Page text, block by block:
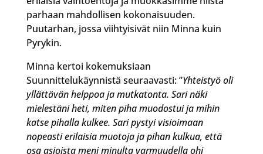
parhaan mahdollisen kokonaisuuden.
Puutarhan, jossa viihtyisivät niin Minna kuin
Pyrykin.
Minna kertoi kokemuksiaan
Suunnittelukäynnistä seuraavasti: ”Yhteistyö oli
yllättävän helppoa ja mutkatonta. Sari näki
mielestäni heti, miten piha muodostui ja mihin
katse pihalla kulkee. Sari pystyi visioimaan
nopeasti erilaisia muotoja ja pihan kulkua, että
osa asioista meni minulta varmuudella ohi